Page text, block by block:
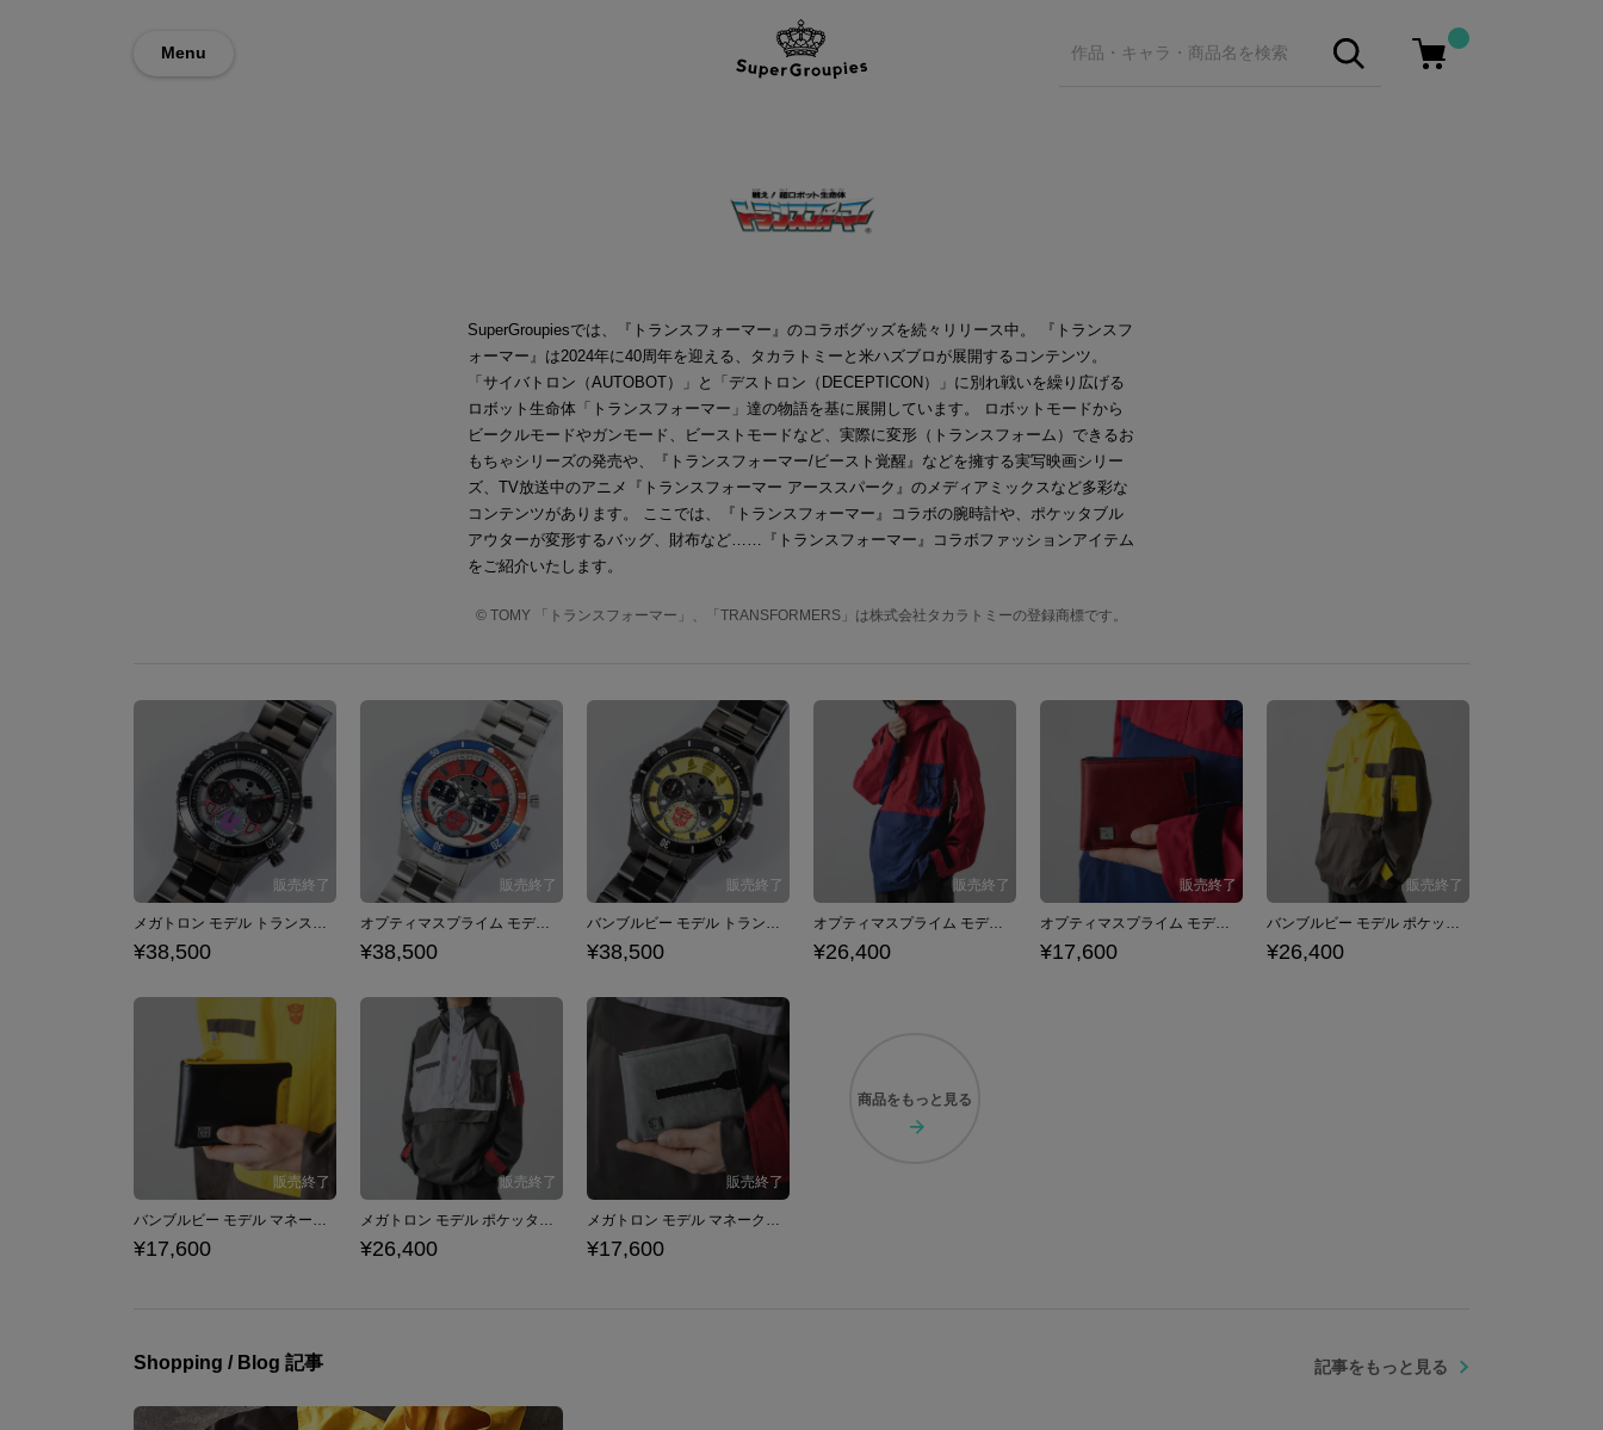
Menu
SuperGroupiesでは、『トランスフォーマー』のコラボグッズを続々リリース中。 『トランスフ
ォーマー』は2024年に40周年を迎える、タカラトミーと米ハズブロが展開するコンテンツ。
「サイバトロン（AUTOBOT）」と「デストロン（DECEPTICON）」に別れ戦いを繰り広げる
ロボット生命体「トランスフォーマー」達の物語を基に展開しています。 ロボットモードから
ビークルモードやガンモード、ビーストモードなど、実際に変形（トランスフォーム）できるお
もちゃシリーズの発売や、『トランスフォーマー/ビースト覚醒』などを擁する実写映画シリー
ズ、TV放送中のアニメ『トランスフォーマー アーススパーク』のメディアミックスなど多彩な
コンテンツがあります。 ここでは、『トランスフォーマー』コラボの腕時計や、ポケッタブル
アウターが変形するバッグ、財布など……『トランスフォーマー』コラボファッションアイテム
をご紹介いたします。
© TOMY 「トランスフォーマー」、「TRANSFORMERS」は株式会社タカラトミーの登録商標です。
メガトロン モデル トランスフォーム腕時計 トランスフォーマー
¥38,500
オプティマスプライム モデル トランスフォーム腕時計 トランスフォーマー
¥38,500
バンブルビー モデル トランスフォーム腕時計 トランスフォーマー
¥38,500
オプティマスプライム モデル ポケッタブルアウター トランスフォーマー
¥26,400
オプティマスプライム モデル マネークリップ付き二つ折り財布 トランスフォーマー
¥17,600
バンブルビー モデル ポケッタブルアウター トランスフォーマー
¥26,400
バンブルビー モデル マネークリップ付き二つ折り財布 トランスフォーマー
¥17,600
メガトロン モデル ポケッタブルアウター トランスフォーマー
¥26,400
メガトロン モデル マネークリップ付き二つ折り財布 トランスフォーマー
¥17,600
商品を もっと見る
Shopping / Blog 記事 記事をもっと見る